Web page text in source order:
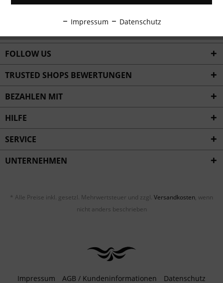
Schreiben Sie eine Nachricht an:
FOLLOW US
TRUSTED SHOPS BEWERTUNGEN
BEZAHLEN MIT
HILFE
SERVICE
UNTERNEHMEN
* Alle Preise inkl. gesetzl. Mehrwertsteuer und zzgl. Versandkosten, wenn
nicht anders beschrieben
Impressum AGB / Kundeninformationen Datenschutz
Tracking Inaktiv
Personalisierung Inaktiv
Service Inaktiv
Impressum Datenschutz